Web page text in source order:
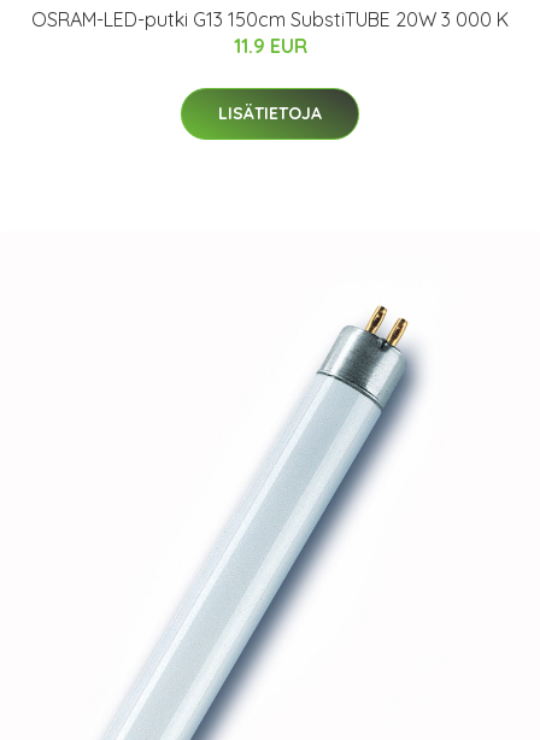
OSRAM-LED-putki G13 150cm SubstiTUBE 20W 3 000 K
11.9 EUR
LISÄTIETOJA